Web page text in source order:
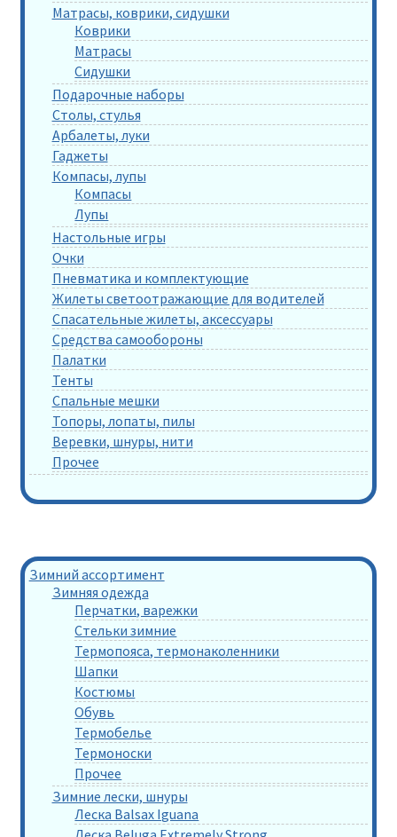
Матрасы, коврики, сидушки
Коврики
Матрасы
Сидушки
Подарочные наборы
Столы, стулья
Арбалеты, луки
Гаджеты
Компасы, лупы
Компасы
Лупы
Настольные игры
Очки
Пневматика и комплектующие
Жилеты светоотражающие для водителей
Спасательные жилеты, аксессуары
Средства самообороны
Палатки
Тенты
Спальные мешки
Топоры, лопаты, пилы
Веревки, шнуры, нити
Прочее
Зимний ассортимент
Зимняя одежда
Перчатки, варежки
Стельки зимние
Термопояса, термонаколенники
Шапки
Костюмы
Обувь
Термобелье
Термоноски
Прочее
Зимние лески, шнуры
Леска Balsax Iguana